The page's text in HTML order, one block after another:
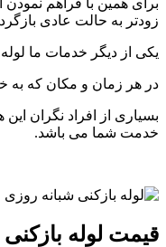
زودتر به حالت عادی
یکی از دیگر خدمات ما
در هر زمان و مکان که به
بسیاری از افراد نگران
خدمت شما می باشد.
قیمت لوله